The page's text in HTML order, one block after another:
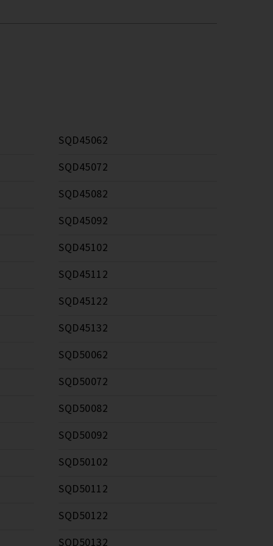
SQD45062
SQD45072
SQD45082
SQD45092
SQD45102
SQD45112
SQD45122
SQD45132
SQD50062
SQD50072
SQD50082
SQD50092
SQD50102
SQD50112
SQD50122
SQD50132